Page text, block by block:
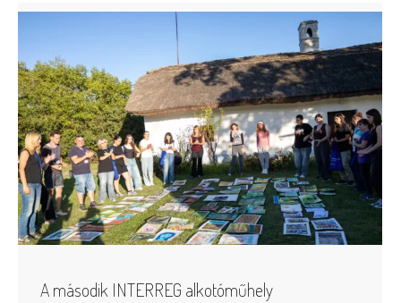
A második INTERREG alkotóműhely